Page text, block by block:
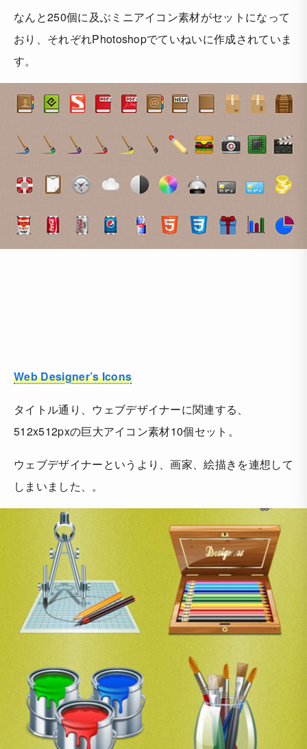
なんと250個に及ぶミニアイコン素材がセットになって
おり、それぞれPhotoshopでていねいに作成されていま
す。
Web Designer’s Icons
タイトル通り、ウェブデザイナーに関連する、
512x512pxの巨大アイコン素材10個セット。
ウェブデザイナーというより、画家、絵描きを連想して
しまいました、。